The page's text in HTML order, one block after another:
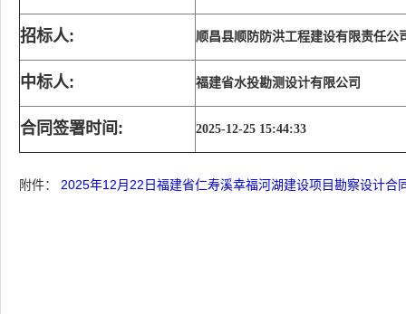
招标人: 顺昌县顺防防洪工程建设有限责任公
中标人: 福建省水投勘测设计有限公司
合同签署时间: 2025-12-25 15:44:33
附件： 2025年12月22日福建省仁寿溪幸福河湖建设项目勘察设计合